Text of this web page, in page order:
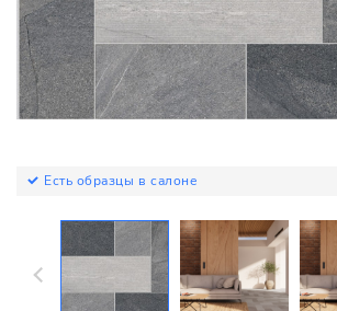
Есть образцы в салоне